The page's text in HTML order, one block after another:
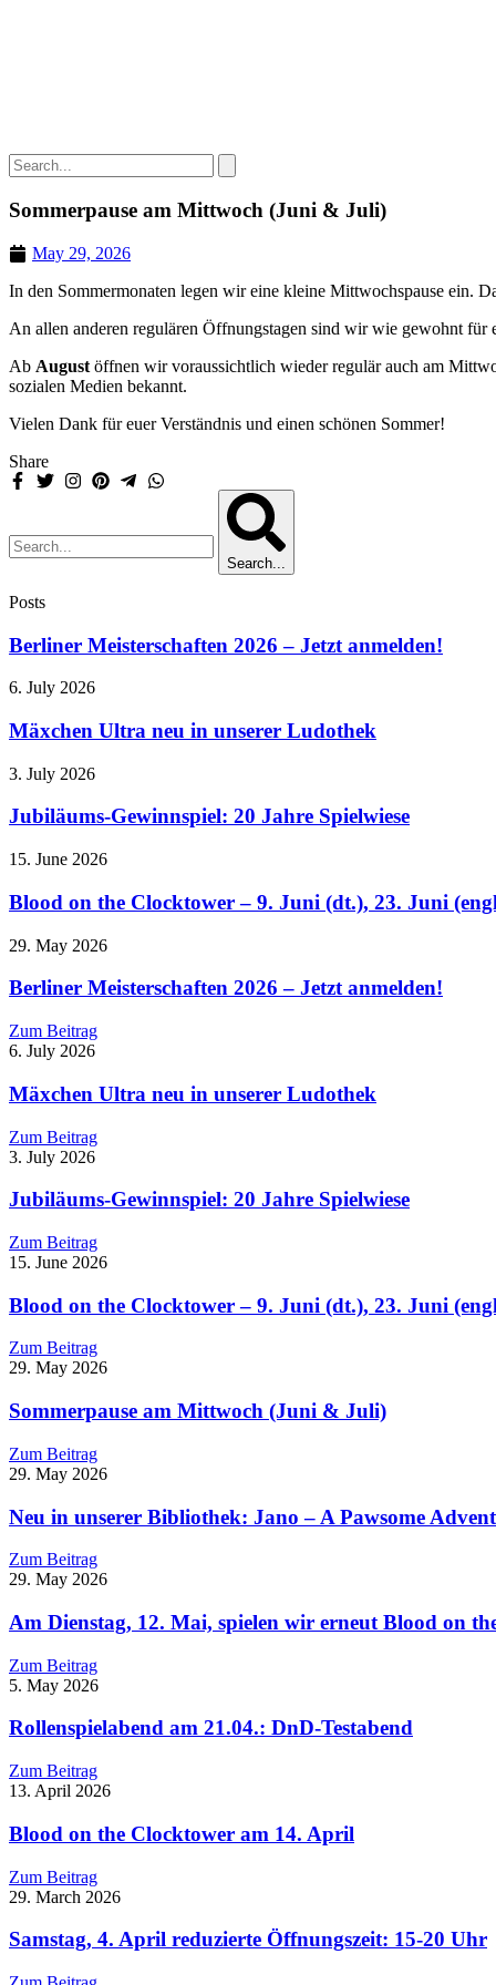
Sommerpause am Mittwoch (Juni & Juli)
May 29, 2026
In den Sommermonaten legen wir eine kleine Mittwochspause ein.
An allen anderen regulären Öffnungstagen sind wir wie gewohnt für
Ab August öffnen wir voraussichtlich wieder regulär auch am
sozialen Medien bekannt.
Vielen Dank für euer Verständnis und einen schönen Sommer!
Share
Search...
Posts
Berliner Meisterschaften 2026 – Jetzt anmelden!
6. July 2026
Mäxchen Ultra neu in unserer Ludothek
3. July 2026
Jubiläums-Gewinnspiel: 20 Jahre Spielwiese
15. June 2026
Blood on the Clocktower – 9. Juni (dt.), 23. Juni
29. May 2026
Berliner Meisterschaften 2026 – Jetzt anmelden!
Zum Beitrag
6. July 2026
Mäxchen Ultra neu in unserer Ludothek
Zum Beitrag
3. July 2026
Jubiläums-Gewinnspiel: 20 Jahre Spielwiese
Zum Beitrag
15. June 2026
Blood on the Clocktower – 9. Juni (dt.), 23. Juni
Zum Beitrag
29. May 2026
Sommerpause am Mittwoch (Juni & Juli)
Zum Beitrag
29. May 2026
Neu in unserer Bibliothek: Jano – A Pawsome
Zum Beitrag
29. May 2026
Am Dienstag, 12. Mai, spielen wir erneut Blood on
Zum Beitrag
5. May 2026
Rollenspielabend am 21.04.: DnD-Testabend
Zum Beitrag
13. April 2026
Blood on the Clocktower am 14. April
Zum Beitrag
29. March 2026
Samstag, 4. April reduzierte Öffnungszeit: 15-20 Uhr